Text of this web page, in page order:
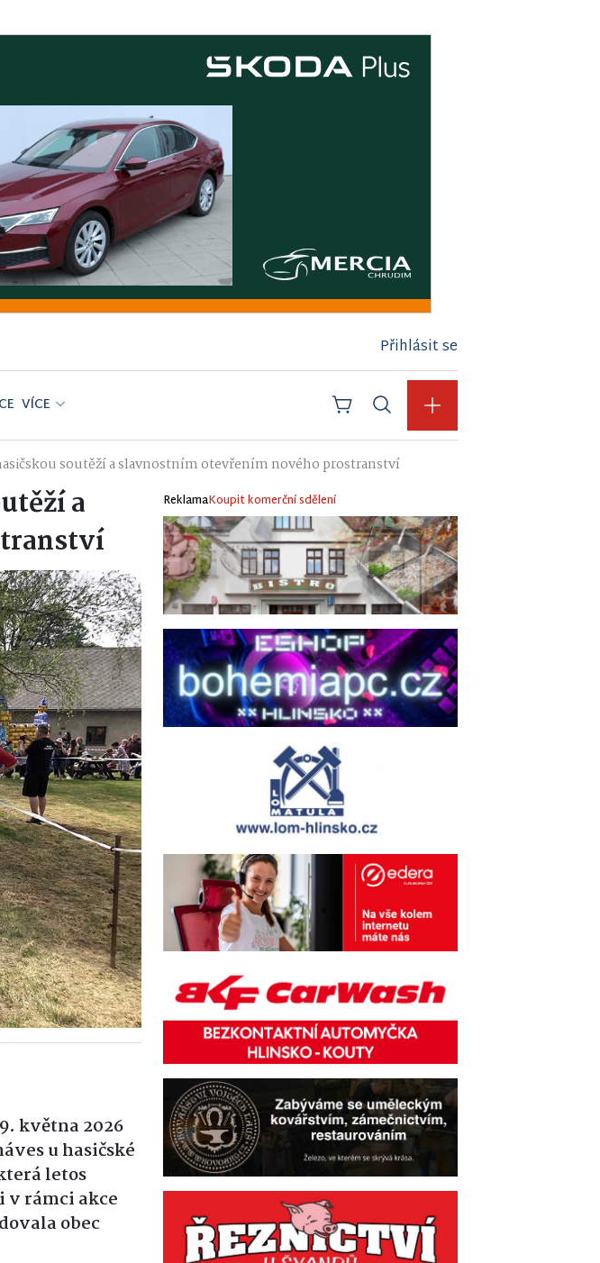
Přihlásit se
VÍCE
soutěží a slavnostním otevřením nového prostranství
a
května 2026
u hasičské
letos
v rámci akce
obec
ReklamaKoupit komerční sdělení